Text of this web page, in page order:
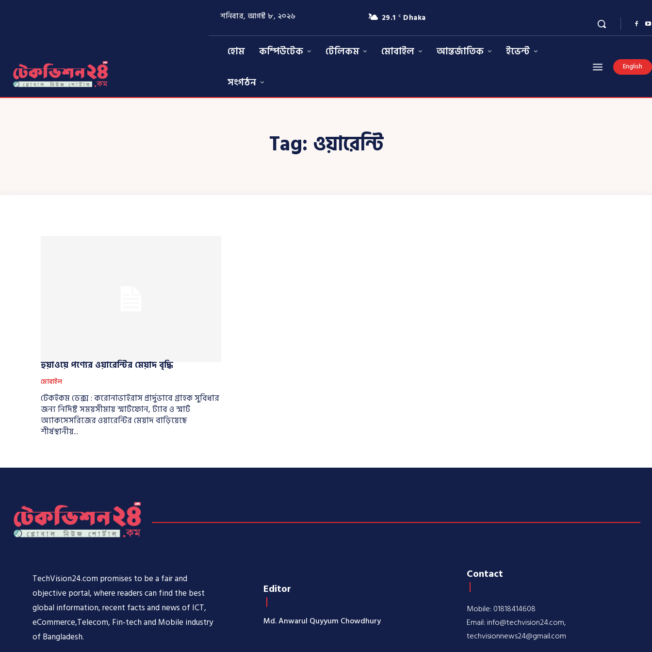
শনিবার, আগস্ট ৮, ২০২৬ 29.1 C Dhaka
হোম কম্পিউটেক টেলিকম মোবাইল আন্তর্জাতিক
ইভেন্ট
সংগঠন
English
Tag: ওয়ারেন্টি
হুয়াওয়ে পণ্যের ওয়ারেন্টির মেয়াদ বৃদ্ধি
মোবাইল
টেকইকম ডেক্স : করোনাভাইরাস প্রার্দুভাবে গ্রাহক সুবিধার
জন্য নির্দিষ্ট সময়সীমায় স্মার্টফোন, ট্যাব ও স্মার্ট
অ্যাকসেসরিজের ওয়ারেন্টির মেয়াদ বাড়িয়েছে
শীর্ষস্থানীয়...
TechVision24.com promises to be a fair and
objective portal, where readers can find the best
global information, recent facts and news of ICT,
eCommerce,Telecom, Fin-tech and Mobile industry
of Bangladesh.
Editor
Md. Anwarul Quyyum Chowdhury
Contact
Mobile: 01818414608
Email: info@techvision24.com,
techvisionnews24@gmail.com